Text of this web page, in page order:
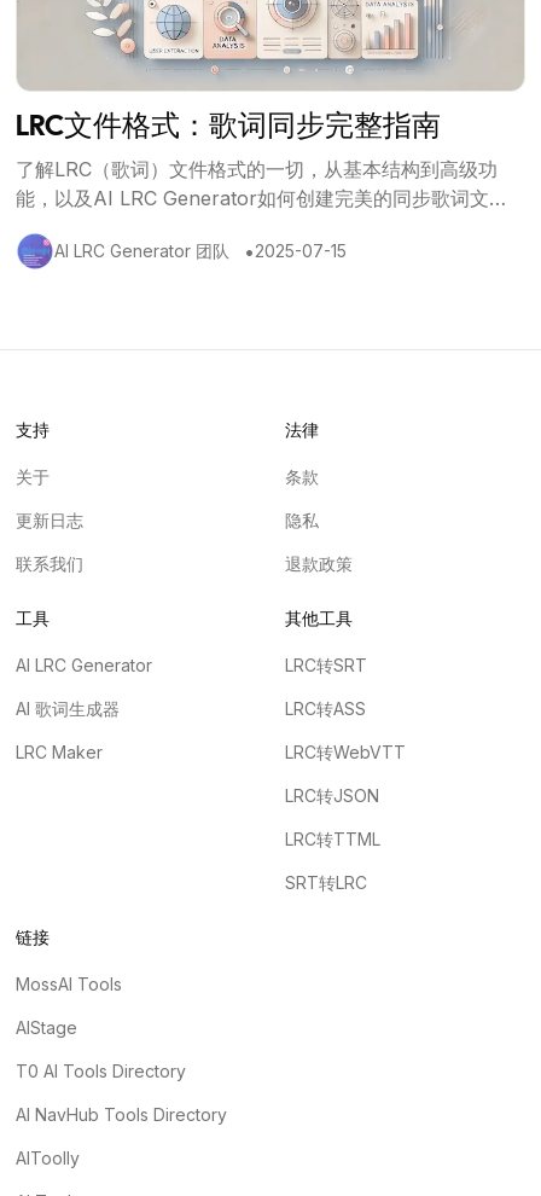
LRC文件格式：歌词同步完整指南
了解LRC（歌词）文件格式的一切，从基本结构到高级功
能，以及AI LRC Generator如何创建完美的同步歌词文
AI LRC Generator 团队 •2025-07-15
支持
关于
更新日志
联系我们
法律
条款
隐私
退款政策
工具
AI LRC Generator
AI 歌词生成器
LRC Maker
其他工具
LRC转SRT
LRC转ASS
LRC转WebVTT
LRC转JSON
LRC转TTML
SRT转LRC
链接
MossAI Tools
AIStage
T0 AI Tools Directory
AI NavHub Tools Directory
AIToolly